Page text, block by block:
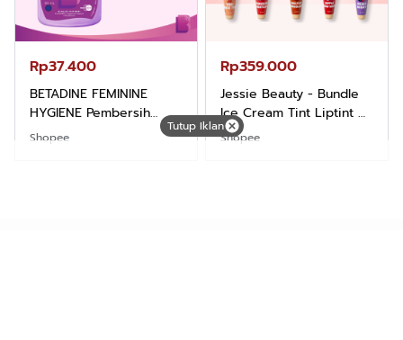
Rp37.400
BETADINE FEMININE
HYGIENE Pembersih
Kewanitaan 60ml
Shopee
Rp359.000
Jessie Beauty - Bundle
Ice Cream Tint Liptint All
Variant
Shopee
Tutup Iklan